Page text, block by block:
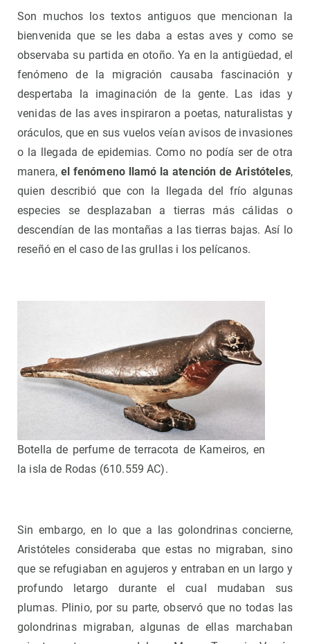
Son muchos los textos antiguos que mencionan la
bienvenida que se les daba a estas aves y como se
observaba su partida en otoño. Ya en la antigüedad, el
fenómeno de la migración causaba fascinación y
despertaba la imaginación de la gente. Las idas y
venidas de las aves inspiraron a poetas, naturalistas y
oráculos, que en sus vuelos veían avisos de invasiones
o la llegada de epidemias. Como no podía ser de otra
manera, el fenómeno llamó la atención de Aristóteles,
quien describió que con la llegada del frío algunas
especies se desplazaban a tierras más cálidas o
descendían de las montañas a las tierras bajas. Así lo
reseñó en el caso de las grullas i los pelícanos.
Botella de perfume de terracota de Kameiros, en
la isla de Rodas (610.559 AC).
Sin embargo, en lo que a las golondrinas concierne,
Aristóteles consideraba que estas no migraban, sino
que se refugiaban en agujeros y entraban en un largo y
profundo letargo durante el cual mudaban sus
plumas. Plinio, por su parte, observó que no todas las
golondrinas migraban, algunas de ellas marchaban